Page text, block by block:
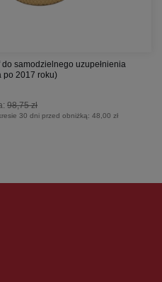
samodzielnego uzupełnienia
po 2017 roku)
98,75 zł
30 dni przed obniżką: 48,00 zł